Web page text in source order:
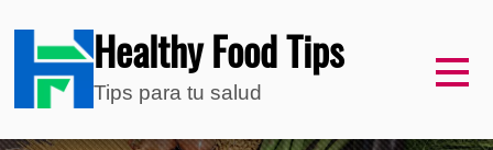
Healthy Food Tips
Tips para tu salud